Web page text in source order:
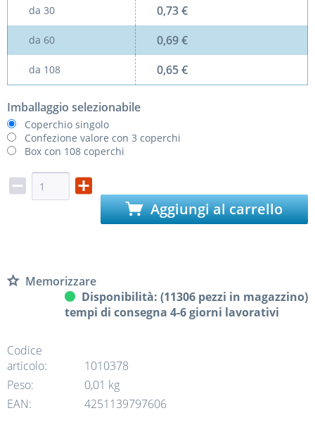
da 30 0,73 €
da 60 0,69 €
da 108 0,65 €
Imballaggio selezionabile
Coperchio singolo
Confezione valore con 3 coperchi
Box con 108 coperchi
Aggiungi al carrello
Memorizzare
Disponibilità: (11306 pezzi in magazzino)
tempi di consegna 4-6 giorni lavorativi
Codice
articolo:
1010378
Peso:
0,01 kg
EAN:
4251139797606